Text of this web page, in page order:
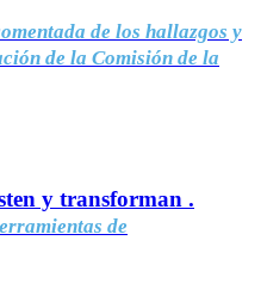
de los hallazgos y
de la Comisión de la
y transforman .
de